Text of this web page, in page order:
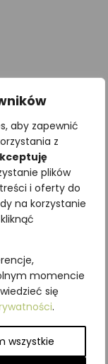
aby zapewnić
z
plików
i oferty do
na korzystanie
momencie
się
.
wszystkie